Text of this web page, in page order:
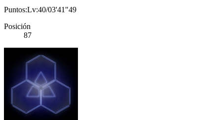
Puntos:Lv:40/03'41"49
Posición
87